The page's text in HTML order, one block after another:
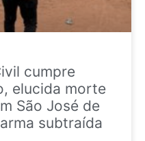
cumpre
elucida morte
São José de
subtraída